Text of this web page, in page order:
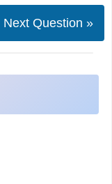
Next Question »